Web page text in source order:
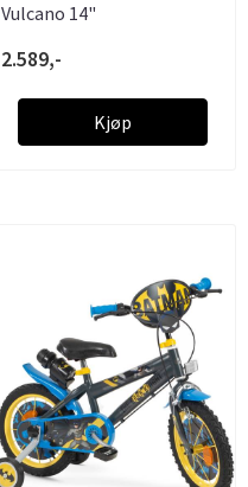
Vulcano 14"
2.589,-
Kjøp